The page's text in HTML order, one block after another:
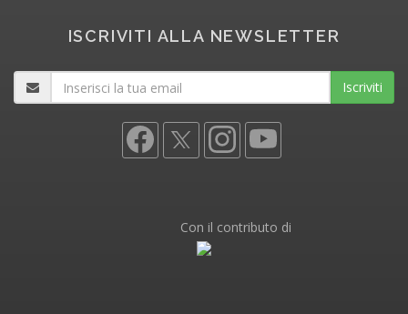
ISCRIVITI ALLA NEWSLETTER
Iscriviti
Con il contributo di